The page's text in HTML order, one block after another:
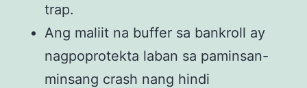
trap.
Ang maliit na buffer sa bankroll ay
nagpoprotekta laban sa paminsan-
minsang crash nang hindi